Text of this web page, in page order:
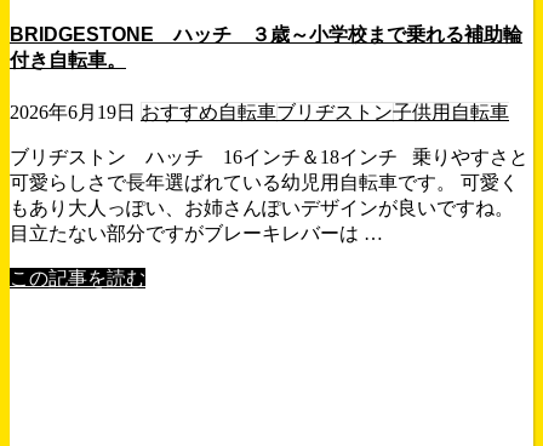
BRIDGESTONE ハッチ ３歳～小学校まで乗れる補助輪
付き自転車。
2026年6月19日 おすすめ自転車ブリヂストン子供用自転車
ブリヂストン ハッチ 16インチ＆18インチ 乗りやすさと
可愛らしさで長年選ばれている幼児用自転車です。 可愛く
もあり大人っぽい、お姉さんぽいデザインが良いですね。
目立たない部分ですがブレーキレバーは …
この記事を読む